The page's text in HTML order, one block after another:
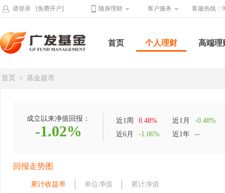
请登录 [免费开户] 随身理财 客户服务 客服热线：
首页 个人理财 高端理
首页 > 基金超市
成立以来净值回报：
-1.02%
近1周 0.48% 近1月
-0.48%
近6月
-1.06% 近1年 --
回报走势图
累计收益率 单位净值 累计净值